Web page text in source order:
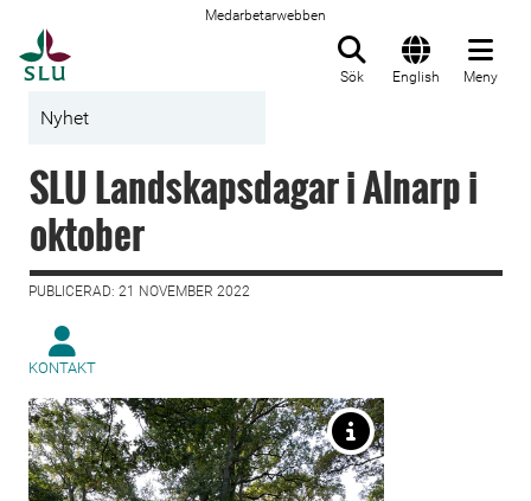
Medarbetarwebben
Sök English Meny
Nyhet
SLU Landskapsdagar i Alnarp i
oktober
PUBLICERAD: 21 NOVEMBER 2022
KONTAKT